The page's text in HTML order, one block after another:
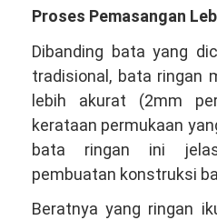
Proses Pemasangan
Dibanding bata yang
tradisional, bata ringan
lebih akurat (2mm
kerataan permukaan
bata ringan ini
pembuatan konstruksi
Beratnya yang ringan